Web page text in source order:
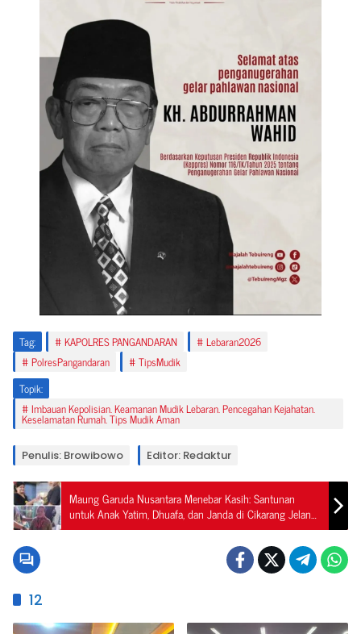
Tag: KAPOLRES PANGANDARAN
Lebaran2026
PolresPangandaran
TipsMudik
Topik:
Imbauan Kepolisian. Keamanan Mudik Lebaran. Pencegahan Kejahatan.
Keselamatan Rumah. Tips Mudik Aman
Penulis: Browibowo Editor: Redaktur
Maung Garuda Nusantara Menebar Kasih: Santunan
untuk Anak Yatim, Dhuafa, dan Janda di Cikarang Jelang
Idul Fitri
12